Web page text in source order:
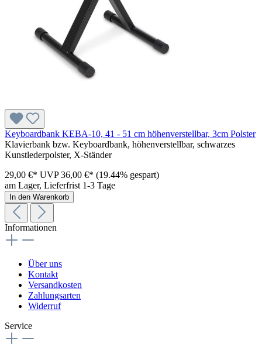
Keyboardbank KEBA-10, 41 - 51 cm höhenverstellbar, 3cm Polster
Klavierbank bzw. Keyboardbank, höhenverstellbar, schwarzes
Kunstlederpolster, X-Ständer
29,00 €* UVP36,00 €* (19.44% gespart)
am Lager, Lieferfrist 1-3 Tage
In den Warenkorb
Informationen
Über uns
Kontakt
Versandkosten
Zahlungsarten
Widerruf
Service